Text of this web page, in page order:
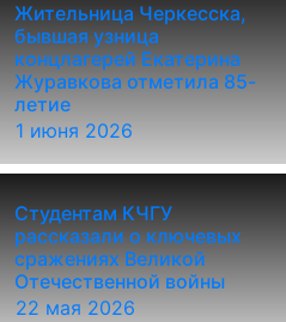
1 июня 2026
Жительница Черкесска,
бывшая узница
концлагерей Екатерина
Журавкова отметила 85-
летие
22 мая 2026
Студентам КЧГУ
рассказали о ключевых
сражениях Великой
Отечественной войны